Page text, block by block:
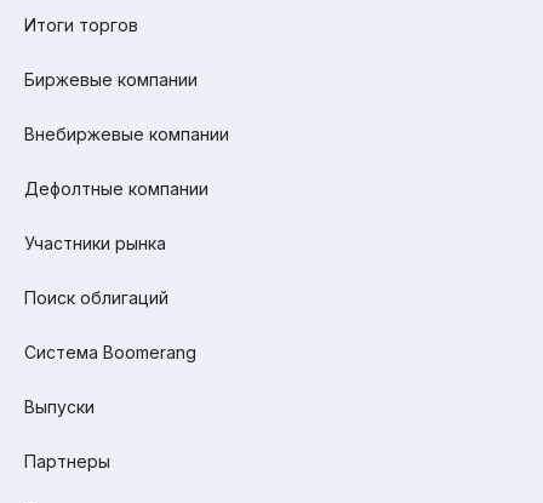
Итоги торгов
Биржевые компании
Внебиржевые компании
Дефолтные компании
Участники рынка
Поиск облигаций
Система Boomerang
Выпуски
Партнеры